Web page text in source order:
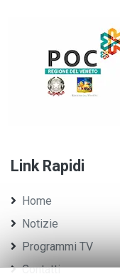
Link Rapidi
Home
Notizie
Programmi TV
Contatti